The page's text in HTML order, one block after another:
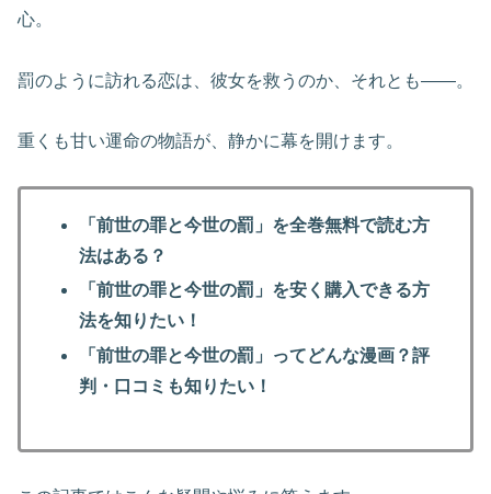
心。
罰のように訪れる恋は、彼女を救うのか、それとも――。
重くも甘い運命の物語が、静かに幕を開けます。
「前世の罪と今世の罰」を全巻無料で読む方
法はある？
「前世の罪と今世の罰」を安く購入できる方
法を知りたい！
「前世の罪と今世の罰」ってどんな漫画？評
判・口コミも知りたい！